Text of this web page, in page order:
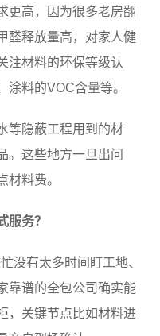
更高，因为很多老房翻
醛释放量高，对家人健
注材料的环保等级认
料的VOC含量等。
等隐蔽工程用到的材
。这些地方一旦出问
材料费。
服务？
没有太多时间盯工地、
靠谱的全包公司确实能
，关键节点比如材料进